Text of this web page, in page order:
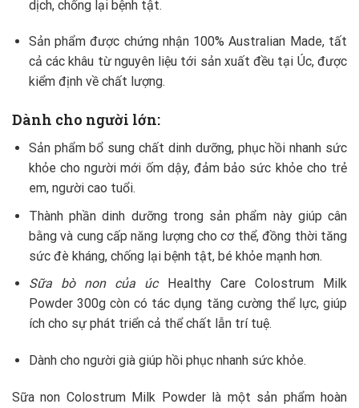
dịch, chống lại bệnh tật.
Sản phẩm được chứng nhận 100% Australian Made, tất
cả các khâu từ nguyên liệu tới sản xuất đều tại Úc, được
kiểm định về chất lượng.
Dành cho người lớn:
Sản phẩm bổ sung chất dinh dưỡng, phục hồi nhanh sức
khỏe cho người mới ốm dậy, đảm bảo sức khỏe cho trẻ
em, người cao tuổi.
Thành phần dinh dưỡng trong sản phẩm này giúp cân
bằng và cung cấp năng lượng cho cơ thể, đồng thời tăng
sức đè kháng, chống lại bệnh tật, bé khỏe mạnh hơn.
Sữa bò non của úcHealthy Care Colostrum Milk
Powder 300g còn có tác dụng tăng cường thể lực, giúp
ích cho sự phát triển cả thể chất lẫn trí tuệ.
Dành cho người già giúp hồi phục nhanh sức khỏe.
Sữa non Colostrum Milk Powder là một sản phẩm hoàn